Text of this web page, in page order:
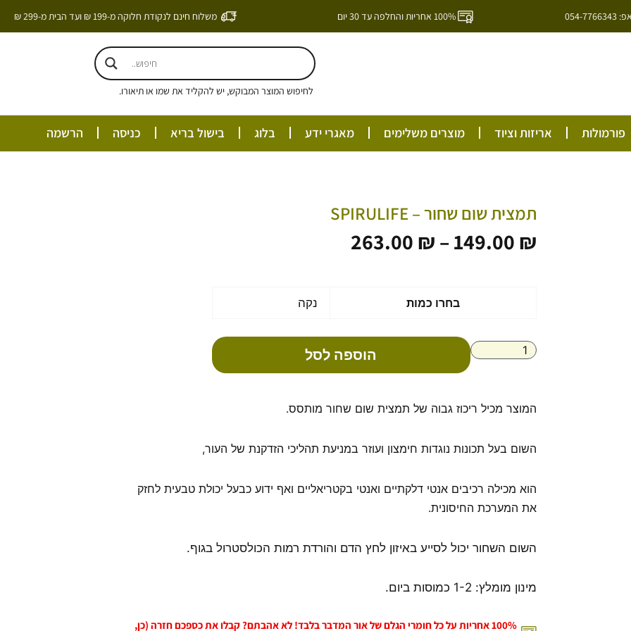
100% אחריות והחלפה עד 30 יום משלוח חינם לנקודת חלוקה מ-199 ₪ ועד הבית מ-299 ₪
לחיפוש המוצר המבוקש, יש להקליד את שמו או תיאורו.
פורמולות אריזות וציוד מוצרים משלימים מאגרי ידע בלוג בישול בריא כניסה הרשמה
תמצית שום שחור – SPIRULIFE
149.00 ₪
–
263.00 ₪
בחרו כמות נקה
של
שום
-
הוספה לסל
המוצר מכיל ריכוז גבוה של תמצית שום שחור מותסס.
השום בעל תכונות נוגדות חימצון ועוזר במניעת תהליכי הזדקנת של העור,
הוא מכילה רכיבים אנטי דלקתיים ואנטי בקטריאליים ואף ידוע כבעל יכולת טבעית לחזק
את המערכת החיסונית.
השום השחור יכול לסייע באיזון לחץ הדם והורדת רמות הכולסטרול בגוף.
מינון מומלץ: 1-2 כמוסות ביום.
100% אחריות על כל חומרי הגלם של אור המדבר בלבד! לא אהבתם? קבלו את כספכם חזרה (כן,